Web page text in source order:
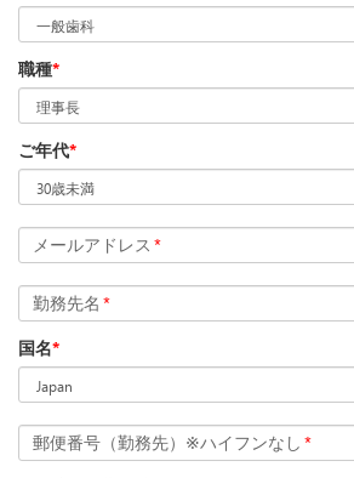
職種*
ご年代*
メールアドレス *
勤務先名 *
国名*
郵便番号（勤務先）※ハイフンなし *